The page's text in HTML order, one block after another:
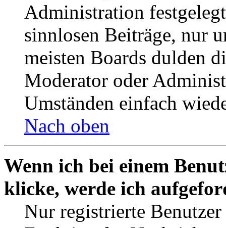
Administration
sinnlosen Beiträge, nur
meisten Boards dulden
Moderator oder
Umständen einfach
Nach oben
Wenn ich bei einem
klicke, werde ich
Nur registrierte